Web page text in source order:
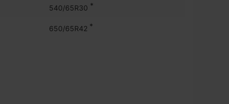
540/65R30 *
650/65R42 *